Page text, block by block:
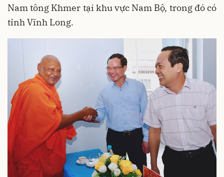
Nam tông Khmer tại khu vực Nam Bộ, trong đó có
tỉnh Vĩnh Long.